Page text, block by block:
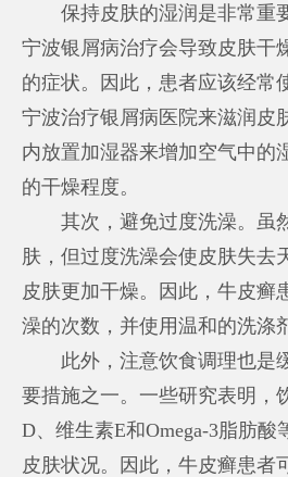
保持皮肤的湿润是非常重
宁波银屑病治疗会导致皮肤干
的症状。因此，患者应该经常
宁波治疗银屑病医院来滋润皮
内放置加湿器来增加空气中的
的干燥程度。
其次，避免过度洗澡。虽
肤，但过度洗澡会使皮肤失去
皮肤更加干燥。因此，牛皮癣
澡的次数，并使用温和的洗涤
此外，注意饮食调理也是
要措施之一。一些研究表明，
D、维生素E和Omega-3脂肪
皮肤状况。因此，牛皮癣患者